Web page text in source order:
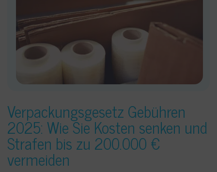
Verpackungsgesetz Gebühren
2025: Wie Sie Kosten senken und
Strafen bis zu 200.000 €
vermeiden